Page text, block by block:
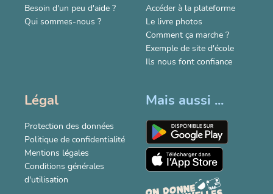
Besoin d'un peu d'aide ?
Qui sommes-nous ?
Accéder à la plateforme
Le livre photos
Comment ça marche ?
Exemple de site d'école
Ils nous font confiance
Légal
Protection des données
Politique de confidentialité
Mentions légales
Conditions générales
d'utilisation
Mais aussi ...